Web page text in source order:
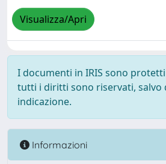
Visualizza/Apri
I documenti in IRIS sono
tutti i diritti sono riservati, salvo
indicazione.
Informazioni